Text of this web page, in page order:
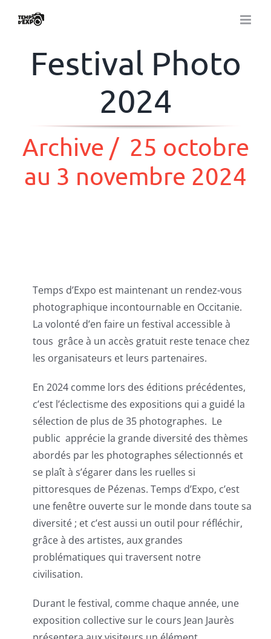
Festival Photo
2024
Archive / 25 octobre
au 3 novembre 2024
Temps d’Expo est maintenant un rendez-vous
photographique incontournable en Occitanie.
La volonté d’en faire un festival accessible à
tous grâce à un accès gratuit reste tenace chez
les organisateurs et leurs partenaires.
En 2024 comme lors des éditions précédentes,
c’est l’éclectisme des expositions qui a guidé la
sélection de plus de 35 photographes. Le
public apprécie la grande diversité des thèmes
abordés par les photographes sélectionnés et
se plaît à s’égarer dans les ruelles si
pittoresques de Pézenas. Temps d’Expo, c’est
une fenêtre ouverte sur le monde dans toute sa
diversité ; et c’est aussi un outil pour réfléchir,
grâce à des artistes, aux grandes
problématiques qui traversent notre
civilisation.
Durant le festival, comme chaque année, une
exposition collective sur le cours Jean Jaurès